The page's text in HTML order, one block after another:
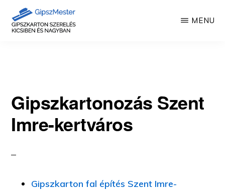
MENU
Gipszkartonozás Szent
Imre-kertváros
Gipszkarton fal építés Szent Imre-